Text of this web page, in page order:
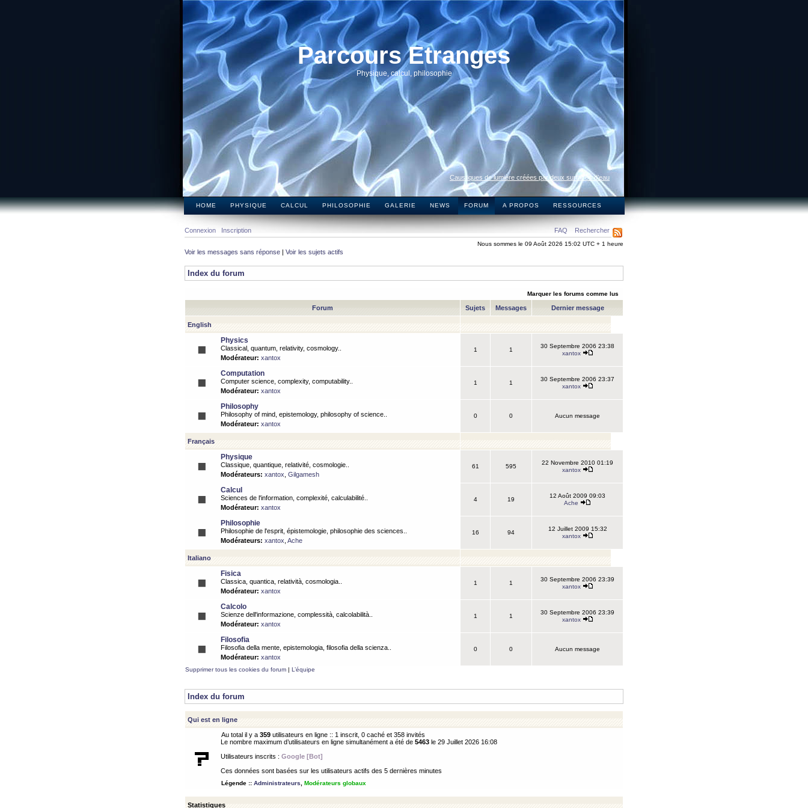
Parcours Etranges
Physique, calcul, philosophie
Caustiques de lumière créées par deux surfaces d’eau
HOME PHYSIQUE CALCUL PHILOSOPHIE GALERIE NEWS FORUM A PROPOS RESSOURCES
FAQ Rechercher
Connexion Inscription
Nous sommes le 09 Août 2026 15:02 UTC + 1 heure
Voir les messages sans réponse | Voir les sujets actifs
Index du forum
Marquer les forums comme lus
Forum Sujets Messages Dernier message
English
Physics
Classical, quantum, relativity, cosmology..
Modérateur: xantox
1 1
30 Septembre 2006 23:38
xantox
Computation
Computer science, complexity, computability..
Modérateur: xantox
1 1
30 Septembre 2006 23:37
xantox
Philosophy
Philosophy of mind, epistemology, philosophy of science..
Modérateur: xantox
0 0 Aucun message
Français
Physique
Classique, quantique, relativité, cosmologie..
Modérateurs: xantox Gilgamesh
61 595
22 Novembre 2010 01:19
xantox
Calcul
Sciences de l'information, complexité, calculabilité..
Modérateur: xantox
4 19
12 Août 2009 09:03
Ache
Philosophie
Philosophie de l'esprit, épistemologie, philosophie des sciences..
Modérateurs: xantox Ache
16 94
12 Juillet 2009 15:32
xantox
Italiano
Fisica
Classica, quantica, relatività, cosmologia..
Modérateur: xantox
1 1
30 Septembre 2006 23:39
xantox
Calcolo
Scienze dell'informazione, complessità, calcolabilità..
Modérateur: xantox
1 1
30 Septembre 2006 23:39
xantox
Filosofia
Filosofia della mente, epistemologia, filosofia della scienza..
Modérateur: xantox
0 0 Aucun message
Supprimer tous les cookies du forum | L’équipe
Index du forum
Qui est en ligne
Au total il y a 359 utilisateurs en ligne :: 1 inscrit, 0 caché et 358 invités
Le nombre maximum d’utilisateurs en ligne simultanément a été de 5463 le 29 Juillet 2026 16:08
Utilisateurs inscrits : Google [Bot]
Ces données sont basées sur les utilisateurs actifs des 5 dernières minutes
Légende :: Administrateurs Modérateurs globaux
Statistiques